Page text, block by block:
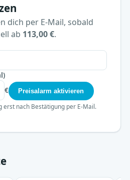
dich per E-Mail, sobald
ab 113,00 €.
€
Preisalarm aktivieren
erst nach Bestätigung per E-Mail.